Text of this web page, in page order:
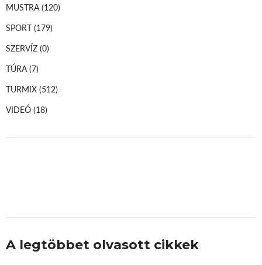
MUSTRA (120)
SPORT (179)
SZERVÍZ (0)
TÚRA (7)
TURMIX (512)
VIDEÓ (18)
A legtöbbet olvasott cikkek